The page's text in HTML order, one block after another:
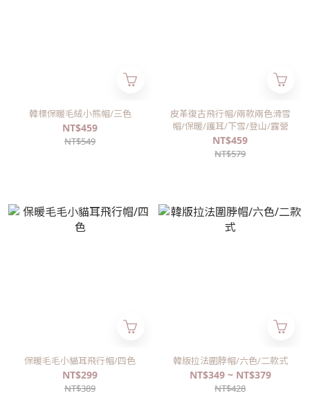
韓標保暖毛絨小熊帽/三色
NT$459
NT$549
皮革復古飛行帽/兩款兩色滑雪
帽/保暖/護耳/下雪/登山/露營
NT$459
NT$579
保暖毛毛小貓耳飛行帽/四色
NT$299
NT$389
韓版拉法圍脖帽/六色/二款式
NT$349 ~ NT$379
NT$428